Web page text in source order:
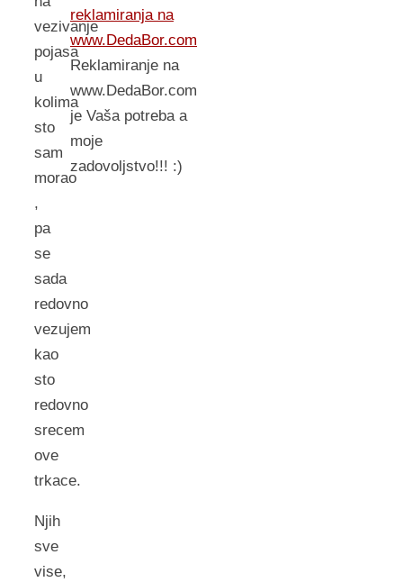
vezivanje
pojasa
u
kolima
sto
sam
morao
,
pa
se
sada
redovno
vezujem
kao
sto
redovno
srecem
ove
trkace.
Njih
sve
vise,
reklamiranja na
www.DedaBor.com
Reklamiranje na
www.DedaBor.com
je Vaša potreba a
moje
zadovoljstvo!!! :)